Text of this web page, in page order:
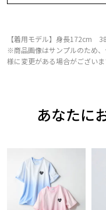
【着用モデル】身長172cm
※商品画像はサンプルのため
様に変更がある場合がござい
あなたに